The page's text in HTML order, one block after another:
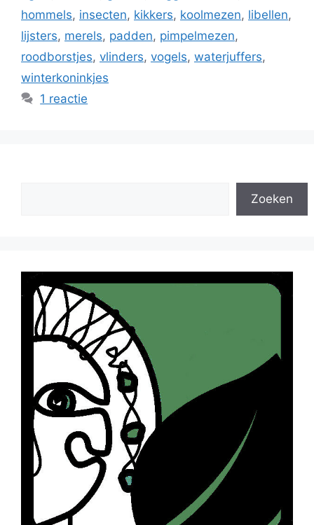
hommels, insecten, kikkers, koolmezen, libellen,
lijsters, merels, padden, pimpelmezen,
roodborstjes, vlinders, vogels, waterjuffers,
winterkoninkjes
1 reactie
Zoeken